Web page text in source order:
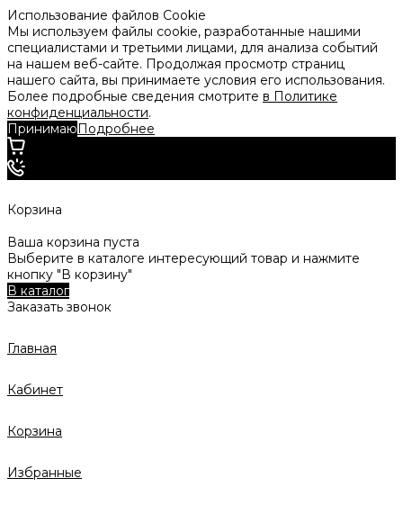
Использование файлов Cookie
Мы используем файлы cookie, разработанные нашими
специалистами и третьими лицами, для анализа событий
на нашем веб-сайте. Продолжая просмотр страниц
нашего сайта, вы принимаете условия его использования.
Более подробные сведения смотрите в Политике
конфиденциальности.
ПринимаюПодробнее
Корзина
Ваша корзина пуста
Выберите в каталоге интересующий товар и нажмите
кнопку "В корзину"
В каталог
Заказать звонок
Главная
Кабинет
Корзина
Избранные